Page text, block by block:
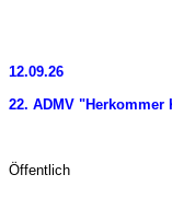
12.09.26
22. ADMV "Herkommer
Öffentlich